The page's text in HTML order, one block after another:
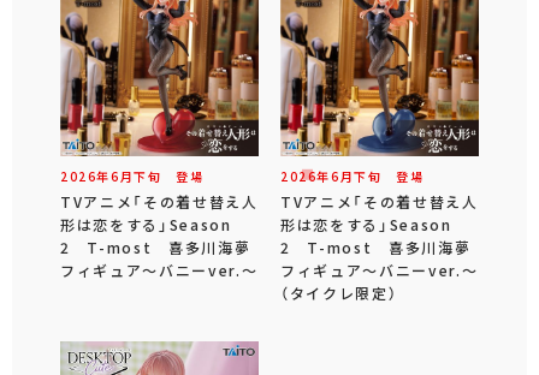
2026年6 月下旬 登場
TVアニメ「その着せ替え人
形は恋をする」Season
2 T-most 喜多川海夢
フィギュア～バニーver.～
2026年6 月下旬 登場
TVアニメ「その着せ替え人
形は恋をする」Season
2 T-most 喜多川海夢
フィギュア～バニーver.～
（タイクレ限定）